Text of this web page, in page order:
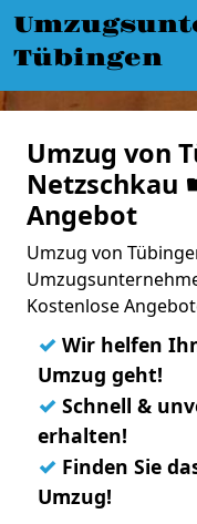
Tübingen
Umzug von
Netzschkau
Angebot
Umzug von
Kostenlose
✓ Wir helfen
Umzug geht!
✓ Schnell &
erhalten!
✓ Finden Sie
Umzug!